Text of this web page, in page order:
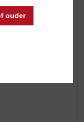
ouder
bij een